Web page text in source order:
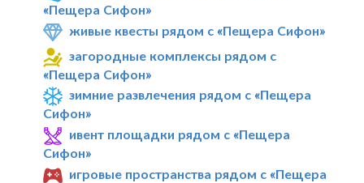
«Пещера Сифон»
живые квесты рядом с «Пещера Сифон»
загородные комплексы рядом с
«Пещера Сифон»
зимние развлечения рядом с «Пещера
Сифон»
ивент площадки рядом с «Пещера
Сифон»
игровые пространства рядом с «Пещера